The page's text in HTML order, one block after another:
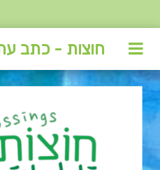
חוצות - כתב עת